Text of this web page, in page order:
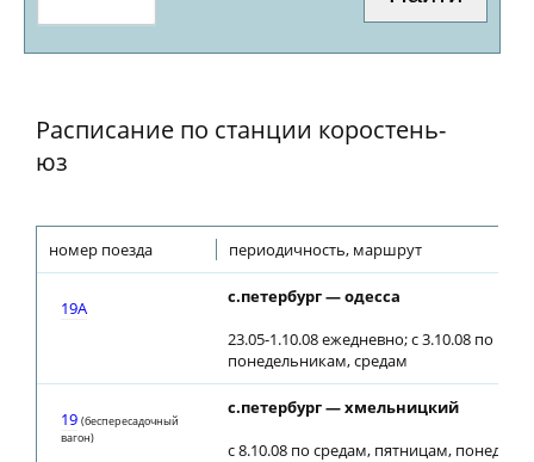
Расписание по станции коростень-
юз
номер поезда периодичность, маршрут
19A
с.петербург — одесса
23.05-1.10.08 ежедневно; с 3.10.08 по
понедельникам, средам
19 (беспересадочный
вагон)
с.петербург — хмельницкий
с 8.10.08 по средам, пятницам,